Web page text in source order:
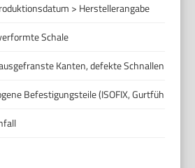
> Herstellerangabe
Schale
Kanten, defekte Schnallen
Befestigungsteile (ISOFIX,